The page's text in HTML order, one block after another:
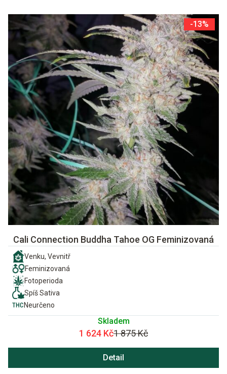
-13%
Cali Connection Buddha Tahoe OG Feminizovaná
Venku, Vevnitř
Feminizovaná
Fotoperioda
Spíš Sativa
Neurčeno
Skladem
1 624 Kč1 875 Kč
Detail